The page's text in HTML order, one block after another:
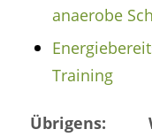
anaerobe
Training
Übrigens: